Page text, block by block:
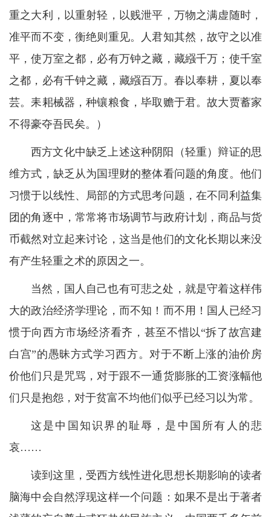
重之大利，以重射轻，以贱泄平，万物之满虚随时，
准平而不变，衡绝则重见。人君知其然，故守之以准
平，使万室之都，必有万钟之藏，藏繦千万；使千室
之都，必有千钟之藏，藏繦百万。春以奉耕，夏以奉
芸。耒耜械器，种镶粮食，毕取赡于君。故大贾蓄家
不得豪夺吾民矣。）
西方文化中缺乏上述这种阴阳（轻重）辩证的思
维方式，缺乏从为国理财的整体看问题的角度。他们
习惯于以线性、局部的方式思考问题，在不同利益集
团的角逐中，常常将市场调节与政府计划，商品与货
币截然对立起来讨论，这当是他们的文化长期以来没
有产生轻重之术的原因之一。
当然，国人自己也有可悲之处，就是守着这样伟
大的政治经济学理论，而不知！而不用！国人已经习
惯于向西方市场经济看齐，甚至不惜以“拆了故宫建
白宫”的愚昧方式学习西方。对于不断上涨的油价房
价他们只是咒骂，对于跟不一通货膨胀的工资涨幅他
们只是抱怨，对于贫富不均他们似乎已经习以为常。
这是中国知识界的耻辱，是中国所有人的悲
哀……
读到这里，受西方线性进化思想长期影响的读者
脑海中会自然浮现这样一个问题：如果不是出于著者